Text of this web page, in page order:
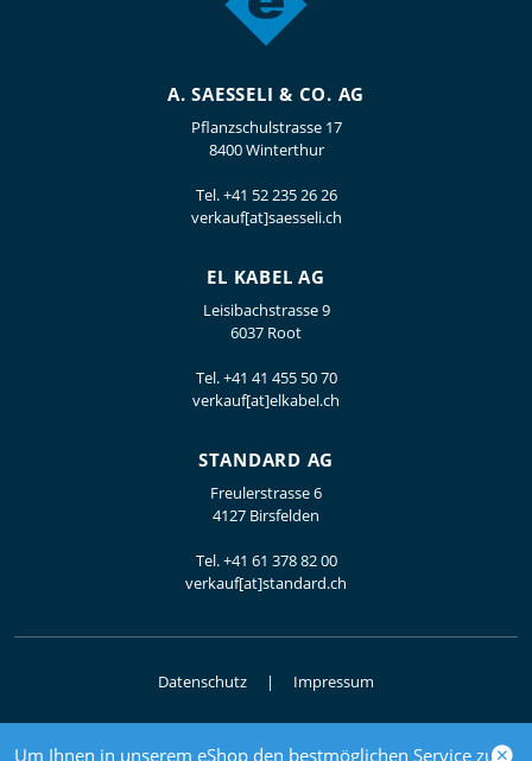
Um Ihnen in unserem eShop den bestmöglichen Service zu
A. SAESSELI & CO. AG
Pflanzschulstrasse 17
8400 Winterthur
Tel.+41 52 235 26 26
verkauf[at]saesseli.ch
EL KABEL AG
Leisibachstrasse 9
6037 Root
Tel.+41 41 455 50 70
verkauf[at]elkabel.ch
STANDARD AG
Freulerstrasse 6
4127 Birsfelden
Tel.+41 61 378 82 00
verkauf[at]standard.ch
Datenschutz Impressum